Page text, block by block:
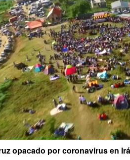
opacado por coronavirus en